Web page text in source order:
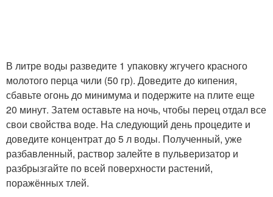
В литре воды разведите 1 упаковку жгучего красного
молотого перца чили (50 гр). Доведите до кипения,
сбавьте огонь до минимума и подержите на плите еще
20 минут. Затем оставьте на ночь, чтобы перец отдал все
свои свойства воде. На следующий день процедите и
доведите концентрат до 5 л воды. Полученный, уже
разбавленный, раствор залейте в пульверизатор и
разбрызгайте по всей поверхности растений,
поражённых тлей.